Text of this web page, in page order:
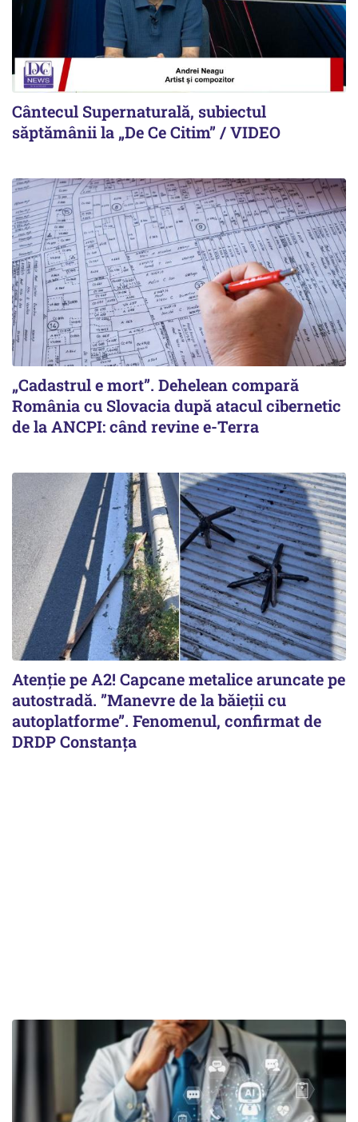
Cântecul Supernaturală, subiectul
săptămânii la „De Ce Citim” / VIDEO
„Cadastrul e mort”. Dehelean compară
România cu Slovacia după atacul cibernetic
de la ANCPI: când revine e-Terra
Atenție pe A2! Capcane metalice aruncate pe
autostradă. ”Manevre de la băieții cu
autoplatforme”. Fenomenul, confirmat de
DRDP Constanța